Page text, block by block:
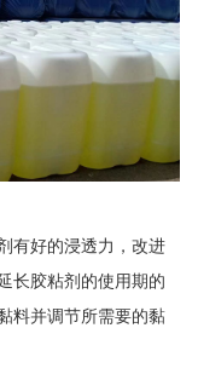
有好的浸透力，改进
长胶粘剂的使用期的
料并调节所需要的黏